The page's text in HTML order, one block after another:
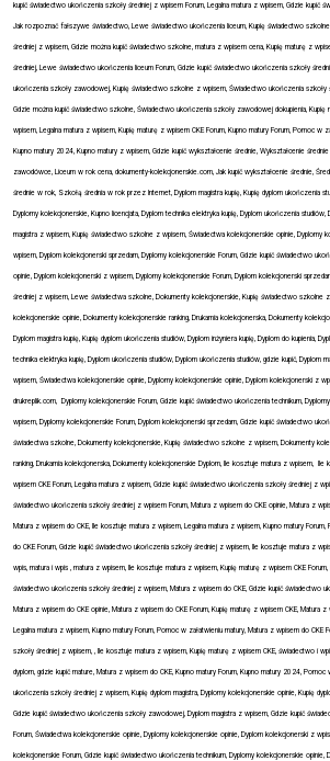
kupić świadectwo ukończenia szkoły średniej z wpisem Forum, Legalna matura z wpisem, Gdzie kupić
Jak rozpoznać fałszywe świadectwo, Lewe świadectwo ukończenia liceum, Kupię świadectwo
średniej z wpisem, Gdzie można kupić świadectwo szkolne, matura z wpisem cena, Kupię maturę z
średniej, Lewe świadectwo ukończenia liceum Forum, Gdzie kupić świadectwo ukończenia szkoły
ukończenia szkoły zawodowej, Kupię świadectwo szkolne z wpisem, Świadectwo ukończenia
Gdzie można kupić świadectwo szkolne, Świadectwo ukończenia szkoły zawodowej dokupienia, Kupię
wpisem, Legalna matura z wpisem, Kupię maturę z wpisem CKE Forum, Kupno matury Forum, Pomoc w
Kupno matury 2024, Kupno matury z wpisem, Gdzie kupić wykształcenie średnie, Wykształcenie
zawodówce, Liceum w rok cena, dokumenty-kolekcjonerskie.com, Jak kupić wykształcenie średnie,
średnie w rok, Szkołą średnia w rok przez Internet, Dyplom magistra kupię, Kupię dyplom ukończenia
Dyplomy kolekcjonerskie, Kupno licencjata, Dyplom technika elektryka kupię, Dyplom ukończenia
magistra z wpisem, Kupię świadectwo szkolne z wpisem, Świadectwa kolekcjonerskie opinie, Dyplomy
wpisem, Dyplom kolekcjonerski sprzedam, Dyplomy kolekcjonerskie Forum, Gdzie kupić świadectwo
opinie, Dyplom kolekcjonerski z wpisem, Dyplomy kolekcjonerskie Forum, Dyplom kolekcjonerski
średniej z wpisem, Lewe świadectwa szkolne, Dokumenty kolekcjonerskie, Kupię świadectwo szkolne
kolekcjonerskie opinie, Dokumenty kolekcjonerskie ranking, Drukarnia kolekcjonerska, Dokumenty
Dyplom magistra kupię, Kupię dyplom ukończenia studiów, Dyplom inżyniera kupię, Dyplom do kupienia,
technika elektryka kupię, Dyplom ukończenia studiów, Dyplom ukończenia studiów, gdzie kupić, Dyplom
wpisem, Świadectwa kolekcjonerskie opinie, Dyplomy kolekcjonerskie opinie, Dyplom kolekcjonerski z
drukreplik.com, Dyplomy kolekcjonerskie Forum, Gdzie kupić świadectwo ukończenia technikum,
wpisem, Dyplomy kolekcjonerskie Forum, Dyplom kolekcjonerski sprzedam, Gdzie kupić świadectwo
świadectwa szkolne, Dokumenty kolekcjonerskie, Kupię świadectwo szkolne z wpisem, Dokumenty
ranking, Drukarnia kolekcjonerska, Dokumenty kolekcjonerskie Dyplom, Ile kosztuje matura z wpisem, Ile
wpisem CKE Forum, Legalna matura z wpisem, Gdzie kupić świadectwo ukończenia szkoły średniej z
świadectwo ukończenia szkoły średniej z wpisem Forum, Matura z wpisem do CKE opinie, Matura z
Matura z wpisem do CKE, Ile kosztuje matura z wpisem, Legalna matura z wpisem, Kupno matury
do CKE Forum, Gdzie kupić świadectwo ukończenia szkoły średniej z wpisem, Ile kosztuje matura z
wpis, matura i wpis , matura z wpisem, Ile kosztuje matura z wpisem, Kupię maturę z wpisem CKE
świadectwo ukończenia szkoły średniej z wpisem, Matura z wpisem do CKE, Gdzie kupić świadectwo
Matura z wpisem do CKE opinie, Matura z wpisem do CKE Forum, Kupię maturę z wpisem CKE, Matura
Legalna matura z wpisem, Kupno matury Forum, Pomoc w załatwieniu matury, Matura z wpisem do CKE
szkoły średniej z wpisem, , Ile kosztuje matura z wpisem, Kupię maturę z wpisem CKE, świadectwo i
dyplom, gdzie kupić mature, Matura z wpisem do CKE, Kupno matury Forum, Kupno matury 2024,
ukończenia szkoły średniej z wpisem, Kupię dyplom magistra, Dyplomy kolekcjonerskie opinie, Kupię
Gdzie kupić świadectwo ukończenia szkoły zawodowej, Dyplom magistra z wpisem, Gdzie kupić
Forum, Świadectwa kolekcjonerskie opinie, Dyplomy kolekcjonerskie opinie, Dyplom kolekcjonerski z
kolekcjonerskie Forum, Gdzie kupić świadectwo ukończenia technikum, Dyplomy kolekcjonerskie opinie,